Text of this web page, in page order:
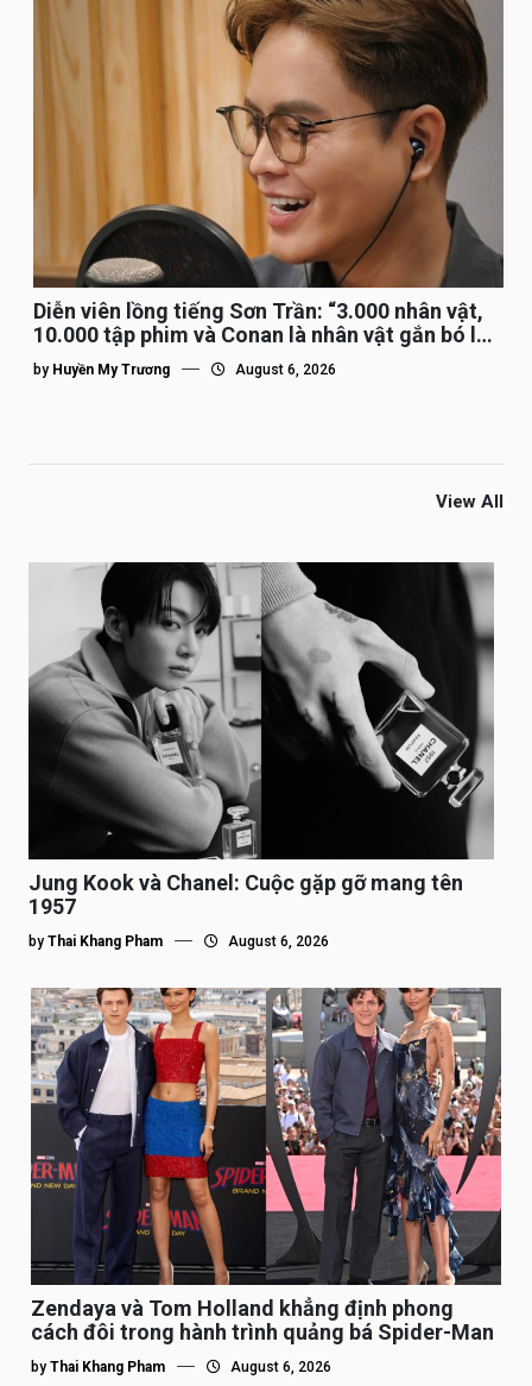
Diễn viên lồng tiếng Sơn Trần: “3.000 nhân vật,
10.000 tập phim và Conan là nhân vật gắn bó lâu
nhất”
by Huyền My Trương August 6, 2026
View All
Jung Kook và Chanel: Cuộc gặp gỡ mang tên
1957
by Thai Khang Pham August 6, 2026
Zendaya và Tom Holland khẳng định phong
cách đôi trong hành trình quảng bá Spider-Man
by Thai Khang Pham August 6, 2026